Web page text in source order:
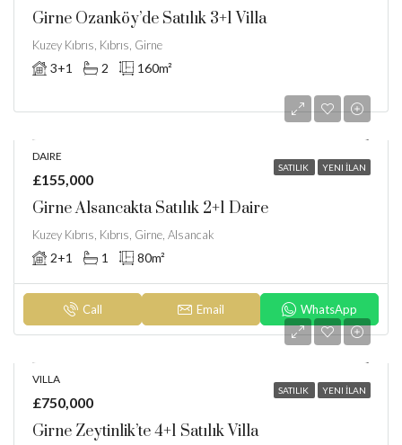
Girne Ozanköy’de Satılık 3+1 Villa
Kuzey Kıbrıs, Kıbrıs, Girne
3+1 2 160m²
SATILIK YENI İLAN
DAIRE
£155,000
Girne Alsancakta Satılık 2+1 Daire
Kuzey Kıbrıs, Kıbrıs, Girne, Alsancak
2+1 1 80m²
Call Email WhatsApp
SATILIK YENI İLAN
VILLA
£750,000
Girne Zeytinlik’te 4+1 Satılık Villa